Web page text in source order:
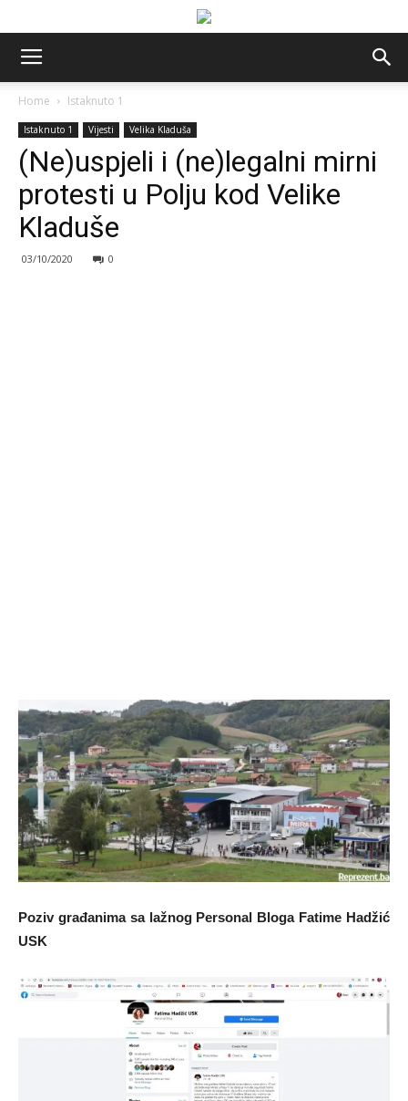
Home Istaknuto 1
Istaknuto 1 Vijesti Velika Kladuša
(Ne)uspjeli i (ne)legalni mirni
protesti u Polju kod Velike
Kladuše
03/10/2020 0
Poziv građanima sa lažnog Personal Bloga Fatime Hadžić
USK